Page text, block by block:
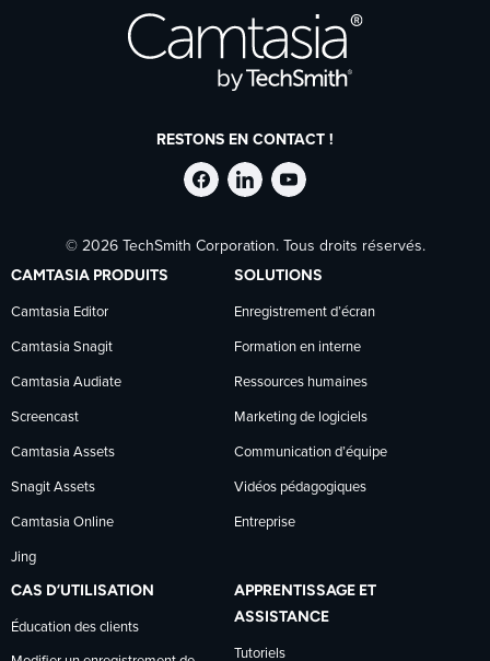
RESTONS EN CONTACT !
Suivre
TechSmith
sur
Facebook
Suivre
TechSmith
sur
LinkedIn
Suivre
TechSmith
sur
YouTube
© 2026 TechSmith Corporation. Tous droits réservés.
CAMTASIA PRODUITS
Camtasia Editor
Camtasia Snagit
Camtasia Audiate
Screencast
Camtasia Assets
Snagit Assets
Camtasia Online
Jing
SOLUTIONS
Enregistrement d’écran
Formation en interne
Ressources humaines
Marketing de logiciels
Communication d’équipe
Vidéos pédagogiques
Entreprise
CAS D’UTILISATION
Éducation des clients
APPRENTISSAGE ET
ASSISTANCE
Tutoriels